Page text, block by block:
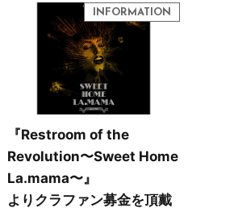
『Restroom of the
Revolution〜Sweet Home
La.mama〜』
よりクラファン募金を頂戴